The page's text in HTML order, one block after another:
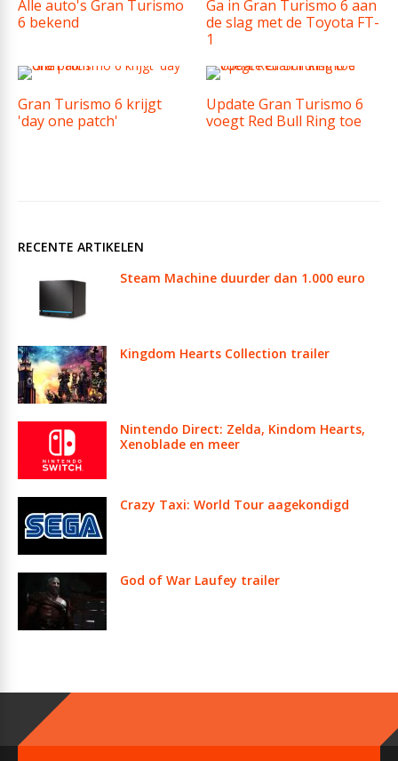
Alle auto's Gran Turismo
6 bekend
Ga in Gran Turismo 6 aan
de slag met de Toyota FT-
1
Gran Turismo 6 krijgt
'day one patch'
Update Gran Turismo 6
voegt Red Bull Ring toe
RECENTE ARTIKELEN
Steam Machine duurder dan 1.000 euro
Kingdom Hearts Collection trailer
Nintendo Direct: Zelda, Kindom Hearts,
Xenoblade en meer
Crazy Taxi: World Tour aagekondigd
God of War Laufey trailer